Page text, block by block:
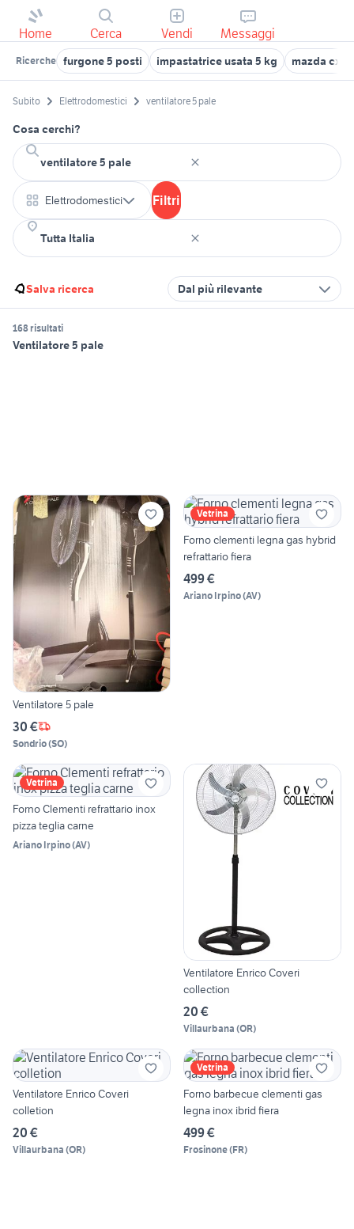
Home Cerca Vendi Messaggi
Ricerche furgone 5 posti impastatrice usata 5 kg mazda cx5
Subito Elettrodomestici ventilatore 5 pale
Cosa cerchi?
Elettrodomestici Filtri
Salva ricerca Dal più rilevante
168 risultati
Ventilatore 5 pale
Ventilatore 5 pale
30 €
Sondrio(SO)
Vetrina
Forno clementi legna gas hybrid
refrattario fiera
499 €
Ariano Irpino(AV)
Vetrina
Forno Clementi refrattario inox
pizza teglia carne
Ariano Irpino(AV)
Ventilatore Enrico Coveri
collection
20 €
Villaurbana (OR)
Ventilatore Enrico Coveri
colletion
20 €
Villaurbana (OR)
Vetrina
Forno barbecue clementi gas
legna inox ibrid fiera
499 €
Frosinone(FR)